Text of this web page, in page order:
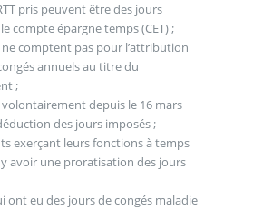
pris peuvent être des jours
compte épargne temps (CET) ;
ne comptent pas pour l’attribution
annuels au titre du
;
volontairement depuis le 16 mars
des jours imposés ;
exerçant leurs fonctions à temps
avoir une proratisation des jours
ont eu des jours de congés maladie